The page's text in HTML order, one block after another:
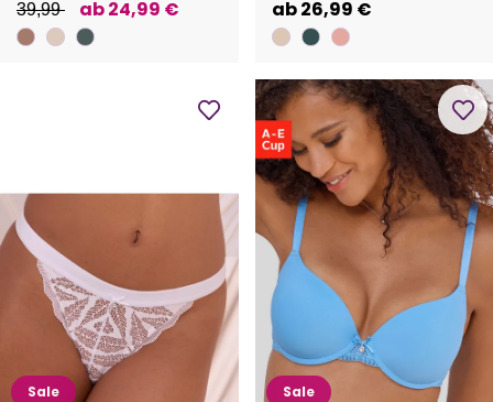
39,99 ab 24,99 €
ab 26,99 €
Sale Sale